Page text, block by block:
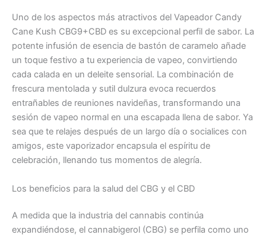
Uno de los aspectos más atractivos del Vapeador Candy
Cane Kush CBG9+CBD es su excepcional perfil de sabor. La
potente infusión de esencia de bastón de caramelo añade
un toque festivo a tu experiencia de vapeo, convirtiendo
cada calada en un deleite sensorial. La combinación de
frescura mentolada y sutil dulzura evoca recuerdos
entrañables de reuniones navideñas, transformando una
sesión de vapeo normal en una escapada llena de sabor. Ya
sea que te relajes después de un largo día o socialices con
amigos, este vaporizador encapsula el espíritu de
celebración, llenando tus momentos de alegría.
Los beneficios para la salud del CBG y el CBD
A medida que la industria del cannabis continúa
expandiéndose, el cannabigerol (CBG) se perfila como uno